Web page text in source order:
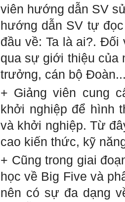
viên hướng dẫn SV
hướng dẫn SV tự
đầu về: Ta là ai?.
qua sự giới thiệu của
trưởng, cán bộ
+ Giảng viên cung
khởi nghiệp để hình
và khởi nghiệp. Từ
cao kiến thức, kỹ
+ Cũng trong giai
học về Big Five và
nên có sự đa dạng